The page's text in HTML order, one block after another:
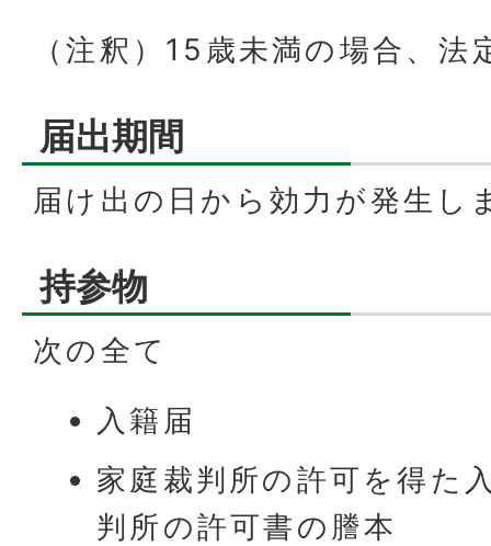
（注釈）15歳未満の場合、法
届出期間
届け出の日から効力が発生し
持参物
次の全て
入籍届
家庭裁判所の許可を得た
判所の許可書の謄本